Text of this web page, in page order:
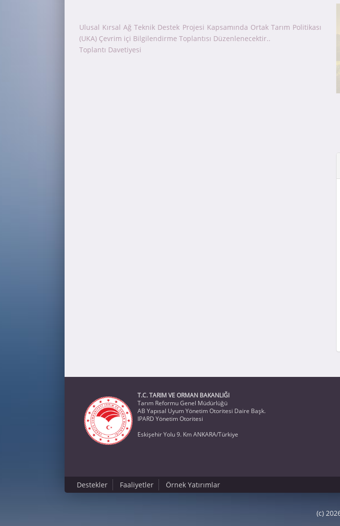
Ulusal Kırsal Ağ Teknik Destek Projesi Kapsamında Ortak Tarım Politikası
(UKA) Çevrim içi Bilgilendirme Toplantısı Düzenlenecektir..
Toplantı Davetiyesi
T.C. TARIM VE ORMAN BAKANLIĞI
Tarım Reformu Genel Müdürlüğü
AB Yapısal Uyum Yönetim Otoritesi Daire Başk.
IPARD Yönetim Otoritesi
Eskişehir Yolu 9. Km ANKARA/Türkiye
Destekler Faaliyetler Örnek Yatırımlar
(c)